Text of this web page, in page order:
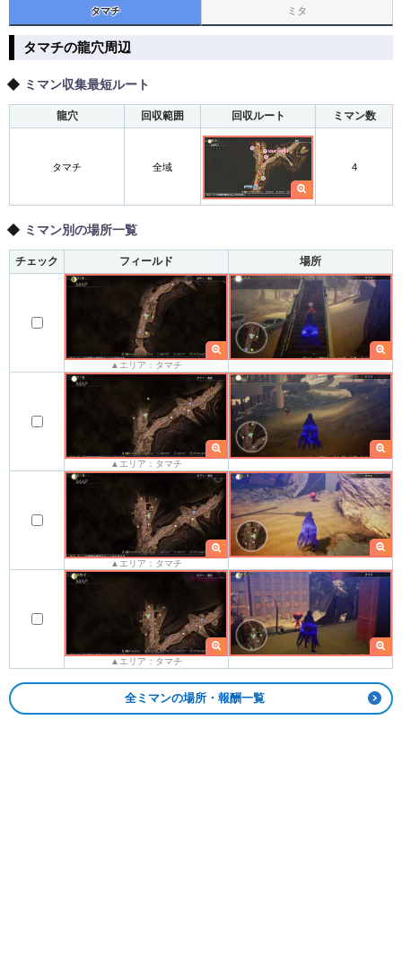
タマチ ミタ
タマチの龍穴周辺
ミマン収集最短ルート
龍穴 回収範囲 回収ルート ミマン数
タマチ 全域 4
ミマン別の場所一覧
チェック フィールド 場所
▲エリア：タマチ
▲エリア：タマチ
▲エリア：タマチ
▲エリア：タマチ
全ミマンの場所・報酬一覧